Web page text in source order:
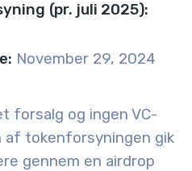
(pr. juli 2025):
November 29, 2024
forsalg og ingen VC-
af tokenforsyningen gik
gennem en airdrop